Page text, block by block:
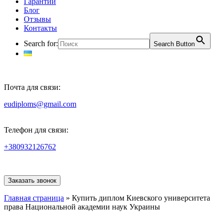
Блог
Отзывы
Контакты
Search for:
Search Button
Почта для связи:
eudiploms@gmail.com
Телефон для связи:
+380932126762
Заказать звонок
Главная страница » Купить диплом Киевского университета
права Национальной академии наук Украины